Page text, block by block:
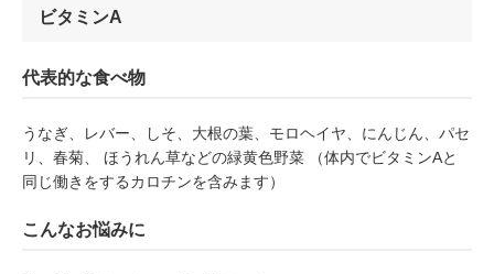
ビタミンA
代表的な食べ物
うなぎ、レバー、しそ、大根の葉、モロヘイヤ、にんじん、パセ
リ、春菊、 ほうれん草などの緑黄色野菜 （体内でビタミンAと
同じ働きをするカロチンを含みます）
こんなお悩みに